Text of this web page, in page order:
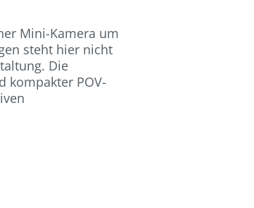
Mini-Kamera um
steht hier nicht
Die
kompakter POV-